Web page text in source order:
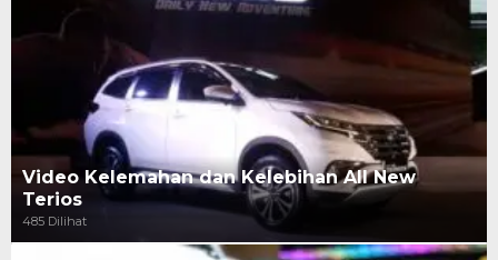
Video Kelemahan dan Kelebihan All New
Terios
485 Dilihat